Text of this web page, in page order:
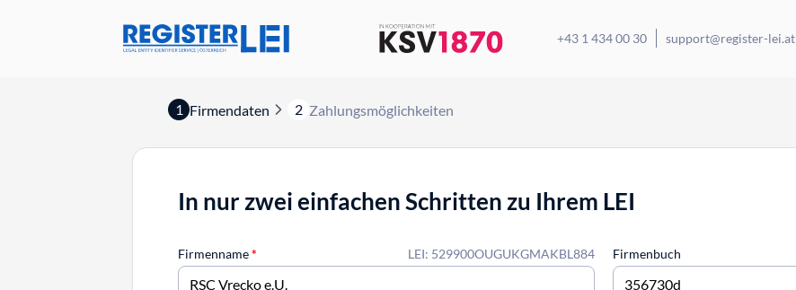
+43 1 434 00 30 support@register-lei.at
1 Firmendaten 2 Zahlungsmöglichkeiten
In nur zwei einfachen Schritten zu Ihrem LEI
LEI: 529900OUGUKGMAKBL884
Firmenname* Firmenbuch